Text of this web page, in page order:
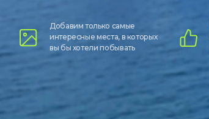
Добавим только самые
интересные места, в которых
вы бы хотели побывать